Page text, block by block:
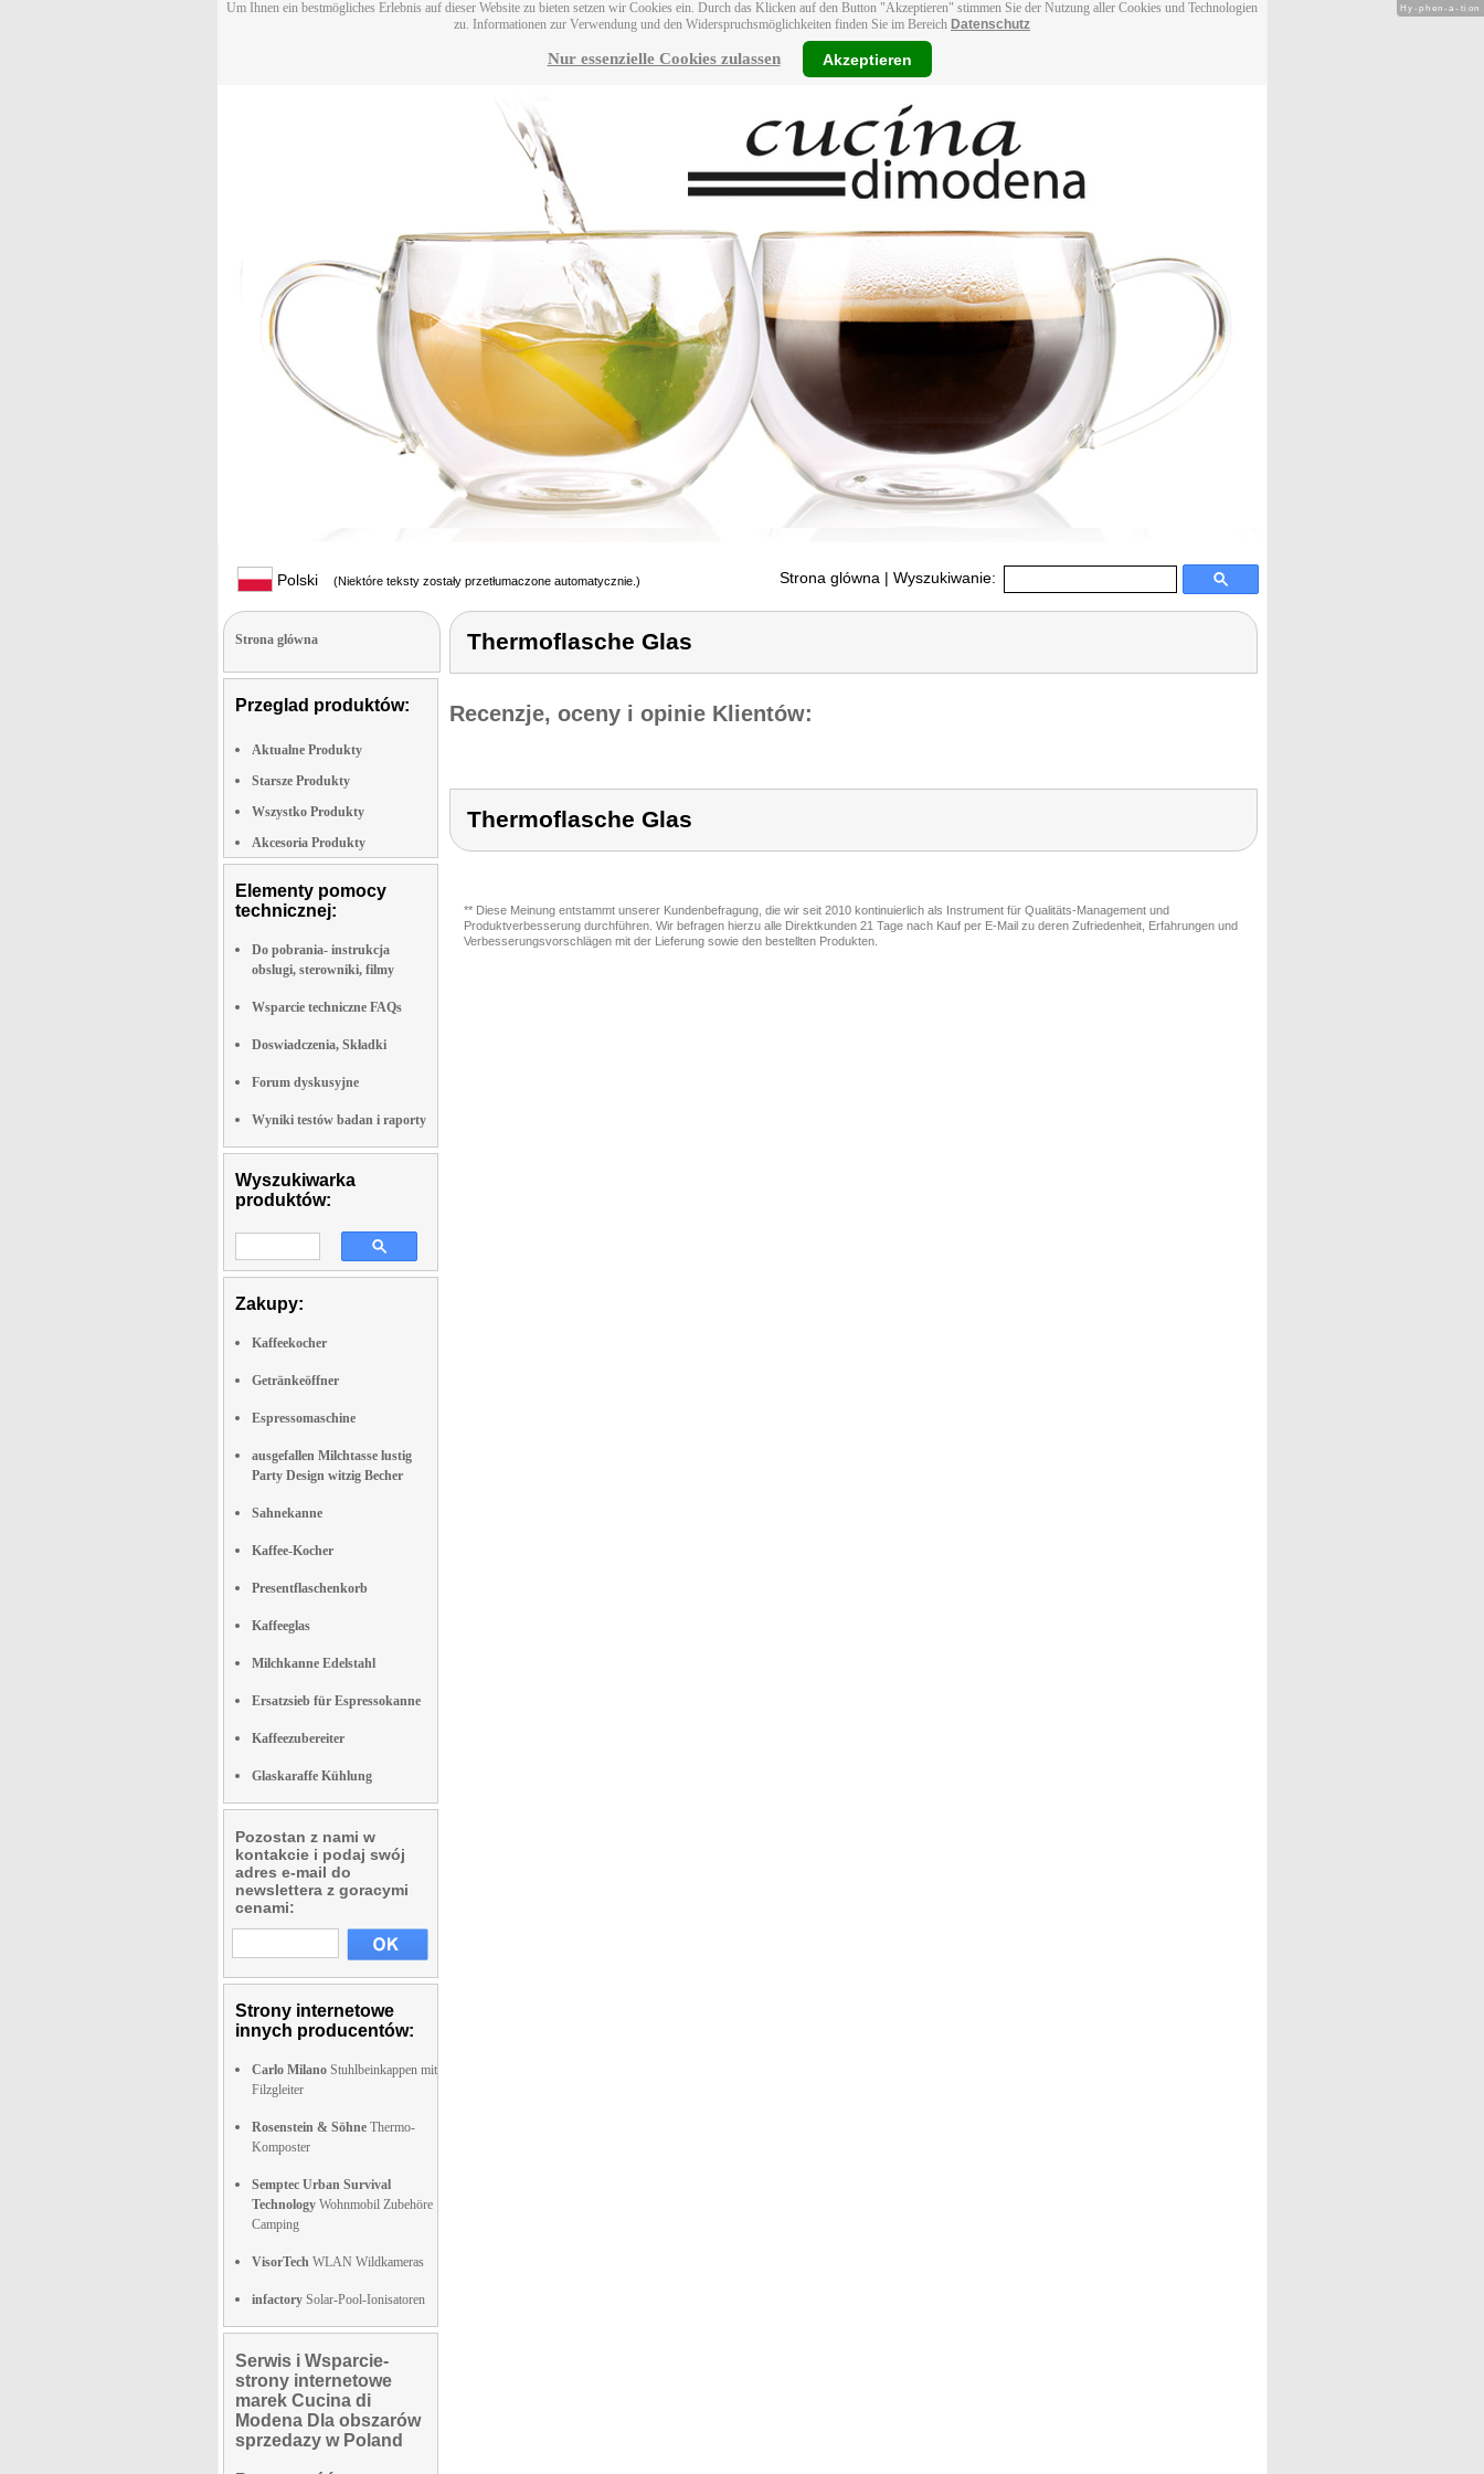
Um Ihnen ein bestmögliches Erlebnis auf dieser Website zu bieten setzen wir Cookies ein. Durch das Klicken auf den Button "Akzeptieren" stimmen Sie der Nutzung aller Cookies und Technologien
zu. Informationen zur Verwendung und den Widerspruchsmöglichkeiten finden Sie im Bereich Datenschutz
Nur essenzielle Cookies zulassen Akzeptieren
Polski (Niektóre teksty zostały przetłumaczone automatycznie.) Strona glówna | Wyszukiwanie:
Strona glówna
Przeglad produktów:
Aktualne Produkty
Starsze Produkty
Wszystko Produkty
Akcesoria Produkty
Elementy pomocy
technicznej:
Do pobrania- instrukcja
obslugi, sterowniki, filmy
Wsparcie techniczne FAQs
Doswiadczenia, Składki
Forum dyskusyjne
Wyniki testów badan i raporty
Wyszukiwarka
produktów:
Zakupy:
Kaffeekocher
Getränkeöffner
Espressomaschine
ausgefallen Milchtasse lustig
Party Design witzig Becher
Sahnekanne
Kaffee-Kocher
Presentflaschenkorb
Kaffeeglas
Milchkanne Edelstahl
Ersatzsieb für Espressokanne
Kaffeezubereiter
Glaskaraffe Kühlung
Pozostan z nami w
kontakcie i podaj swój
adres e-mail do
newslettera z goracymi
cenami:
Strony internetowe
innych producentów:
Carlo Milano Stuhlbeinkappen mit
Filzgleiter
Rosenstein & Söhne Thermo-
Komposter
Semptec Urban Survival
Technology Wohnmobil Zubehöre
Camping
VisorTech WLAN Wildkameras
infactory Solar-Pool-Ionisatoren
Serwis i Wsparcie-
strony internetowe
marek Cucina di
Modena Dla obszarów
sprzedazy w Poland
Thermoflasche Glas
Recenzje, oceny i opinie Klientów:
Thermoflasche Glas
** Diese Meinung entstammt unserer Kundenbefragung, die wir seit 2010 kontinuierlich als Instrument für Qualitäts-Management und
Produktverbesserung durchführen. Wir befragen hierzu alle Direktkunden 21 Tage nach Kauf per E-Mail zu deren Zufriedenheit, Erfahrungen und
Verbesserungsvorschlägen mit der Lieferung sowie den bestellten Produkten.
Hy-phen-a-tion